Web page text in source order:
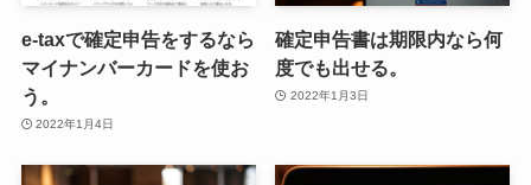
e-taxで確定申告をするなら
マイナンバーカードを使お
う。
2022年1月4日
確定申告書は期限内なら何
度でも出せる。
2022年1月3日